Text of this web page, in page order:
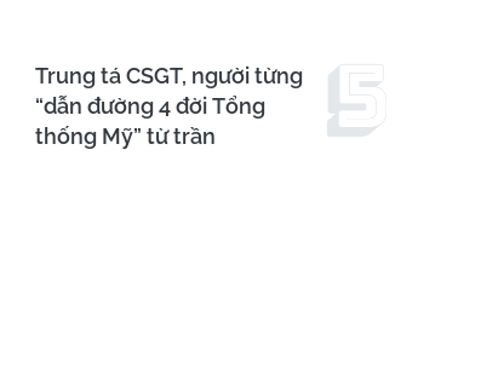
Trung tá CSGT, người từng
“dẫn đường 4 đời Tổng
thống Mỹ” từ trần